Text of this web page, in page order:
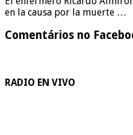
en la causa por la muerte …
Comentários no
RADIO EN VIVO